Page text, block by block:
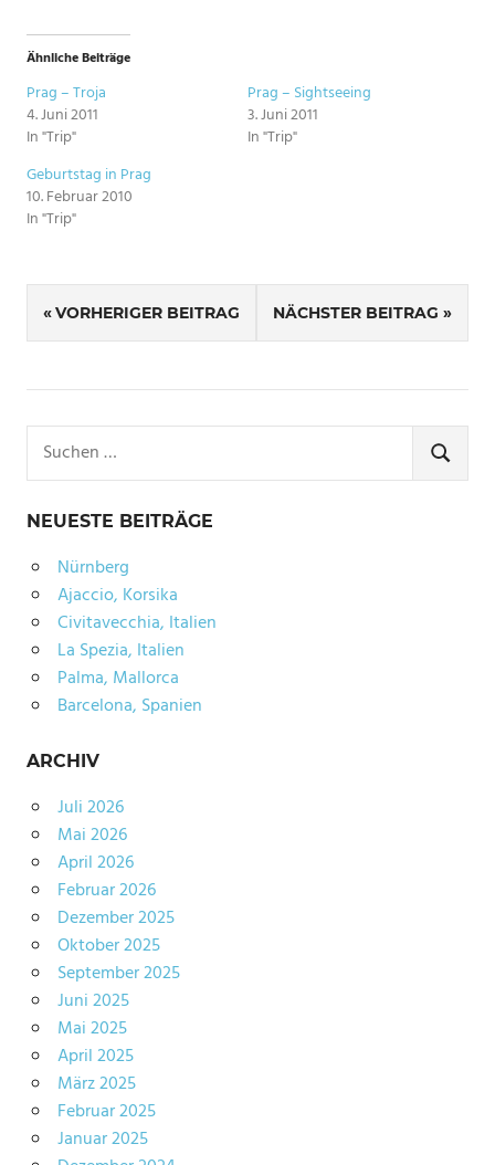
Ähnliche Beiträge
Prag – Troja
4. Juni 2011
In "Trip"
Prag – Sightseeing
3. Juni 2011
In "Trip"
Geburtstag in Prag
10. Februar 2010
In "Trip"
SCHLAGWÖRTER
PRAG
Beitragsnavigation
VORHERIGER BEITRAG NÄCHSTER BEITRAG
nach:
SUCHEN
NEUESTE BEITRÄGE
Nürnberg
Ajaccio, Korsika
Civitavecchia, Italien
La Spezia, Italien
Palma, Mallorca
Barcelona, Spanien
ARCHIV
Juli 2026
Mai 2026
April 2026
Februar 2026
Dezember 2025
Oktober 2025
September 2025
Juni 2025
Mai 2025
April 2025
März 2025
Februar 2025
Januar 2025